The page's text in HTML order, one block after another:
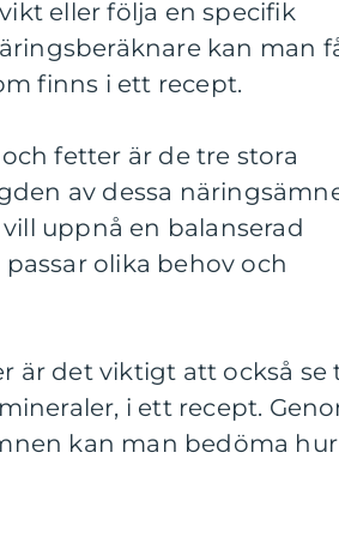
eller följa en specifik
kan man
finns i ett recept.
fetter är de tre stora
av dessa
uppnå en balanserad
olika behov och
är det viktigt att också se
i ett recept.
kan man bedöma hur